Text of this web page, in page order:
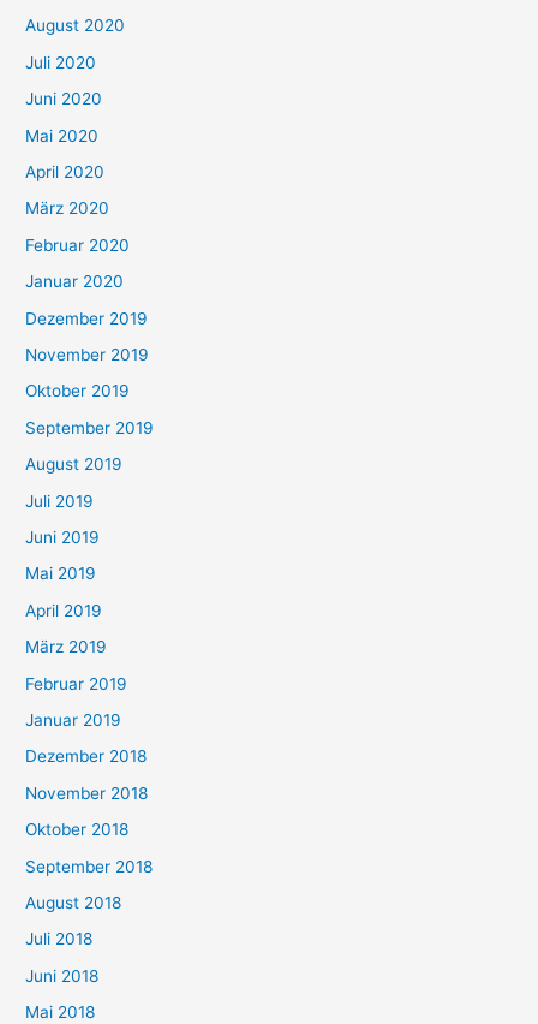
August 2020
Juli 2020
Juni 2020
Mai 2020
April 2020
März 2020
Februar 2020
Januar 2020
Dezember 2019
November 2019
Oktober 2019
September 2019
August 2019
Juli 2019
Juni 2019
Mai 2019
April 2019
März 2019
Februar 2019
Januar 2019
Dezember 2018
November 2018
Oktober 2018
September 2018
August 2018
Juli 2018
Juni 2018
Mai 2018